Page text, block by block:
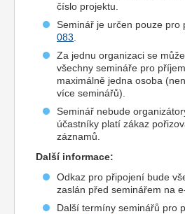
číslo projektu.
Seminář je určen pouze pro
083
Za jednu organizaci se
všechny semináře pro
maximálně jedna osoba
více seminářů).
Seminář nebude
účastníky platí zákaz
záznamů.
Další informace:
Odkaz pro připojení bude
zaslán před seminářem na
Další termíny seminářů pro